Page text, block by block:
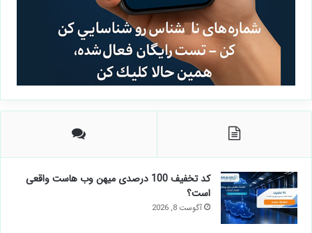
کد تخفیف 100 درصدی میهن وب هاست واقعی
است؟
آگوست 8, 2026